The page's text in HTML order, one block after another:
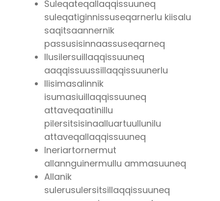
Suleqateqallaqqissuuneq
suleqatiginnissuseqarnerlu kiisalu
saqitsaannernik
passusisinnaassuseqarneq
Ilusilersuillaqqissuuneq
aaqqissuussillaqqissuunerlu
Ilisimasalinnik
isumasiuillaqqissuuneq
attaveqaatinillu
pilersitsisinaalluartuullunilu
attaveqallaqqissuuneq
Ineriartornermut
allannguinermullu ammasuuneq
Allanik
sulerusulersitsillaqqissuuneq